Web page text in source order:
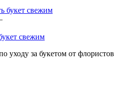
свежим
уходу за букетом от флористов